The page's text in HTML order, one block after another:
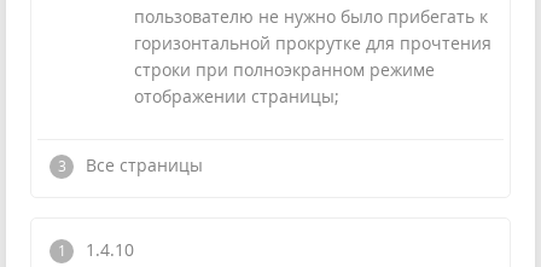
пользователю не нужно было прибегать к
горизонтальной прокрутке для прочтения
строки при полноэкранном режиме
отображении страницы;
Все страницы
1.4.10